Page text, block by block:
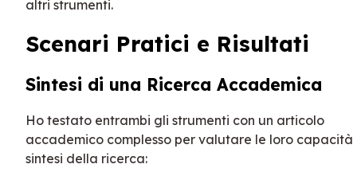
altri strumenti.
Scenari Pratici e Risultati
Sintesi di una Ricerca Accademica
Ho testato entrambi gli strumenti con un articolo
accademico complesso per valutare le loro capacità
sintesi della ricerca: